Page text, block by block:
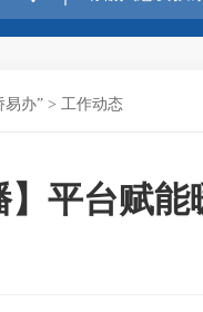
易办” > 工作动态
】平台赋